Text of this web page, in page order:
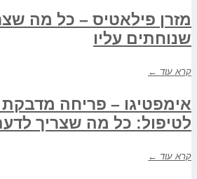
מזרן פילאטיס – כל מה
שנוחתים עליו
קרא עוד ←
אימפטיגו – פריחה
לטיפול: כל מה שצריך
קרא עוד ←